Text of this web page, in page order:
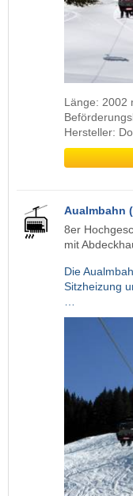
Länge: 2002
Hersteller:
Aualmbahn
8er
mit
Die
Sitzheizung